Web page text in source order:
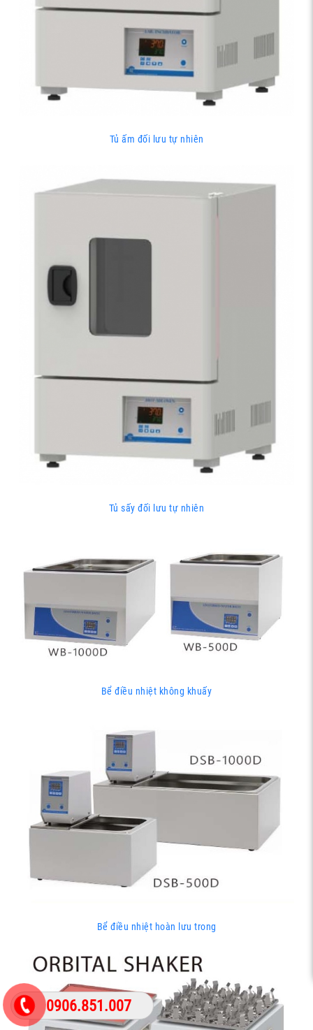
Tủ ấm đối lưu tự nhiên
Tủ sấy đối lưu tự nhiên
Bể điều nhiệt không khuấy
Bể điều nhiệt hoàn lưu trong
0906.851.007